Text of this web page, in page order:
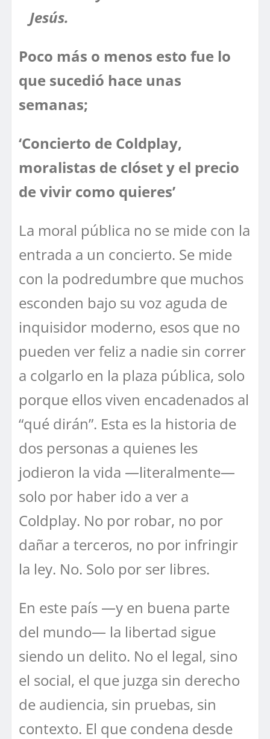
Jesús.
Poco más o menos esto fue lo
que sucedió hace unas
semanas;
‘Concierto de Coldplay,
moralistas de clóset y el precio
de vivir como quieres’
La moral pública no se mide con la
entrada a un concierto. Se mide
con la podredumbre que muchos
esconden bajo su voz aguda de
inquisidor moderno, esos que no
pueden ver feliz a nadie sin correr
a colgarlo en la plaza pública, solo
porque ellos viven encadenados al
“qué dirán”. Esta es la historia de
dos personas a quienes les
jodieron la vida —literalmente—
solo por haber ido a ver a
Coldplay. No por robar, no por
dañar a terceros, no por infringir
la ley. No. Solo por ser libres.
En este país —y en buena parte
del mundo— la libertad sigue
siendo un delito. No el legal, sino
el social, el que juzga sin derecho
de audiencia, sin pruebas, sin
contexto. El que condena desde